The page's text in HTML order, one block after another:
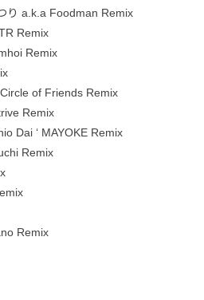
り a.k.a Foodman Remix
Remix
Remix
of Friends Remix
Remix
Dai ‘ MAYOKE Remix
Remix
Remix